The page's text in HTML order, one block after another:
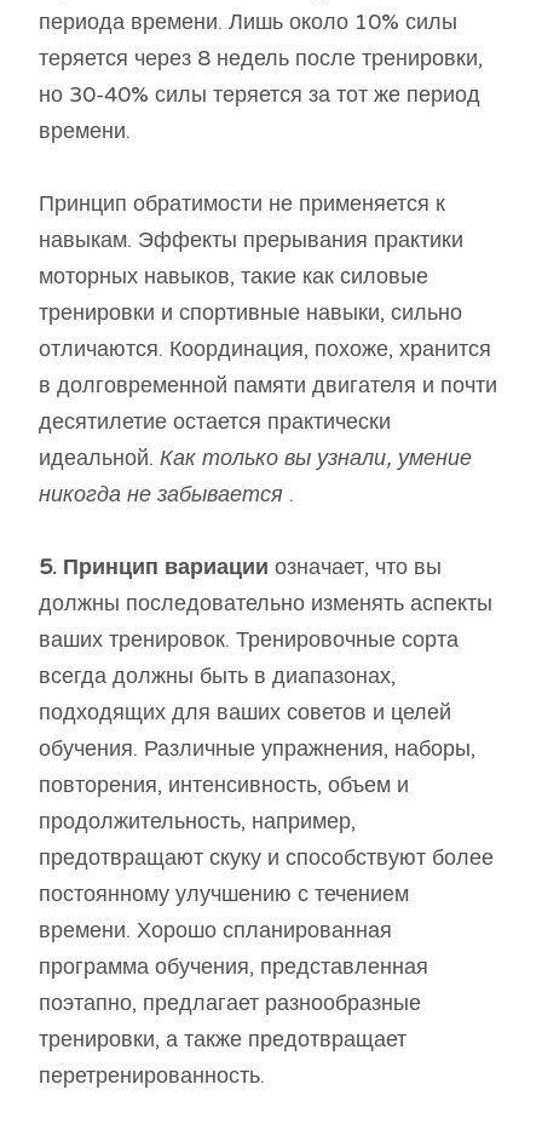
периода времени. Лишь около 10% силы
теряется через 8 недель после тренировки,
но 30-40% силы теряется за тот же период
времени.
Принцип обратимости не применяется к
навыкам. Эффекты прерывания практики
моторных навыков, такие как силовые
тренировки и спортивные навыки, сильно
отличаются. Координация, похоже, хранится
в долговременной памяти двигателя и почти
десятилетие остается практически
идеальной. Как только вы узнали, умение
никогда не забывается .
5. Принцип вариации означает, что вы
должны последовательно изменять аспекты
ваших тренировок. Тренировочные сорта
всегда должны быть в диапазонах,
подходящих для ваших советов и целей
обучения. Различные упражнения, наборы,
повторения, интенсивность, объем и
продолжительность, например,
предотвращают скуку и способствуют более
постоянному улучшению с течением
времени. Хорошо спланированная
программа обучения, представленная
поэтапно, предлагает разнообразные
тренировки, а также предотвращает
перетренированность.